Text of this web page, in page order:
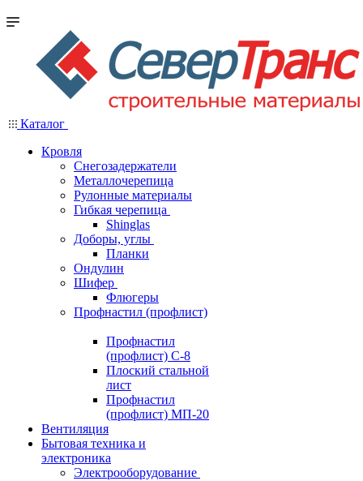
Каталог
Кровля
Снегозадержатели
Металлочерепица
Рулонные материалы
Гибкая черепица
Shinglas
Доборы, углы
Планки
Ондулин
Шифер
Флюгеры
Профнастил (профлист)
Профнастил
(профлист) С-8
Плоский стальной
лист
Профнастил
(профлист) МП-20
Вентиляция
Бытовая техника и
электроника
Электрооборудование